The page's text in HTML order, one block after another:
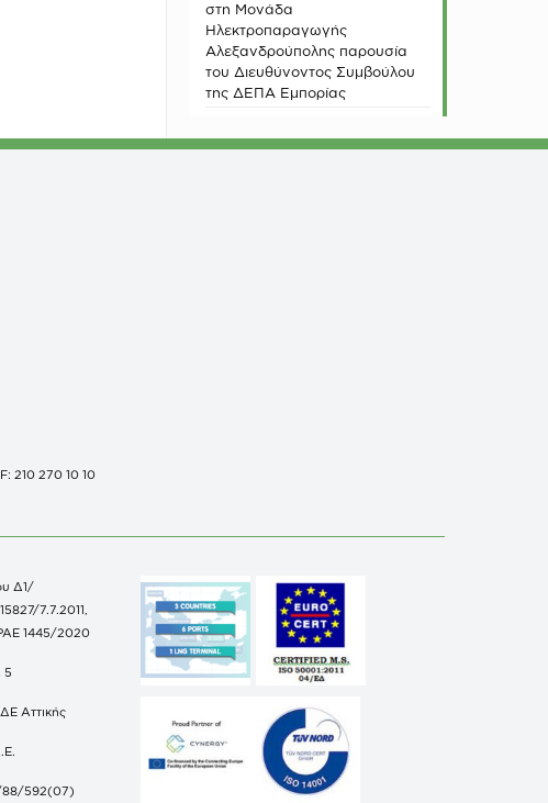
στη Μονάδα
Ηλεκτροπαραγωγής
Αλεξανδρούπολης παρουσία
του Διευθύνοντος Συμβούλου
της ΔΕΠΑ Εμπορίας
210 270 10 10
Δ1/
7.7.2011,
1445/2020
5
Αττικής
88/592(07)